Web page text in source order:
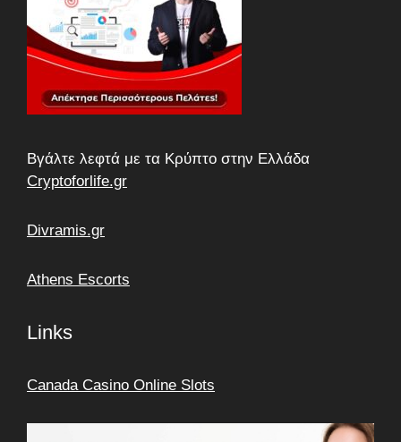
Βγάλτε λεφτά με τα Κρύπτο στην Ελλάδα
Cryptoforlife.gr
Divramis.gr
Athens Escorts
Links
Canada Casino Online Slots